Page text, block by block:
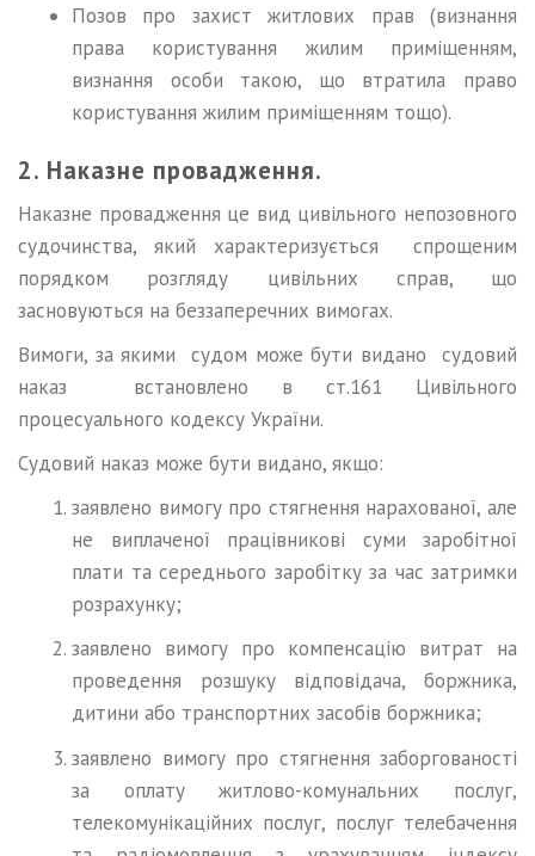
Позов про захист житлових прав (визнання
права користування жилим приміщенням,
визнання особи такою, що втратила право
користування жилим приміщенням тощо).
2. Наказне провадження.
Наказне провадження це вид цивільного непозовного
судочинства, який характеризується спрощеним
порядком розгляду цивіль­них справ, що
засновуються на беззаперечних вимогах.
Вимоги, за якими судом може бути видано судовий
наказ встановлено в ст.161 Цивільного
процесуального кодексу України.
Судовий наказ може бути видано, якщо:
заявлено вимогу про стягнення нарахованої, але
не виплаченої працівникові суми заробітної
плати та середнього заробітку за час затримки
розрахунку;
заявлено вимогу про компенсацію витрат на
проведення розшуку відповідача, боржника,
дитини або транспортних засобів боржника;
заявлено вимогу про стягнення заборгованості
за оплату житлово-комунальних послуг,
телекомунікаційних послуг, послуг телебачення